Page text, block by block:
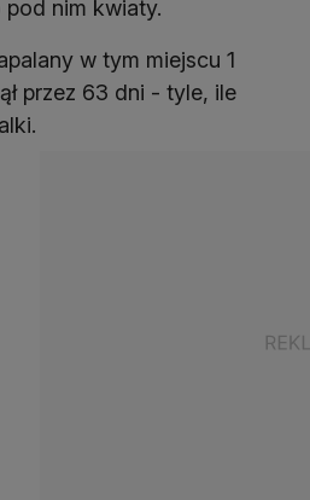
pod nim kwiaty.
w tym miejscu 1
przez 63 dni - tyle, ile